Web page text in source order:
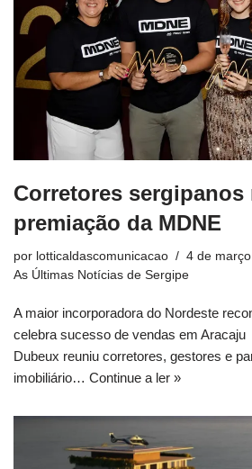
Corretores sergipanos
premiação da MDNE
por lotticaldascomunicacao
4 de
As Últimas Notícias de Sergipe
A maior incorporadora do Nordeste
celebra sucesso de vendas em
Dubeux reuniu corretores, gestores e
imobiliário… Continue a ler »